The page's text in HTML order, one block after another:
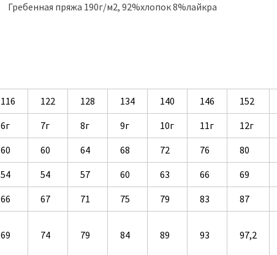
Гребенная пряжа 190г/м2, 92%хлопок 8%лайкра
116 122 128 134 140 146 152
6г 7г 8г 9г 10г 11г 12г
60 60 64 68 72 76 80
54 54 57 60 63 66 69
66 67 71 75 79 83 87
69 74 79 84 89 93 97,2